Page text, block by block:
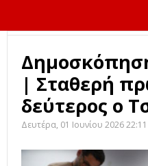
| Σταθερή
δεύτερος ο
Δευτέρα, 01 Ιουνίου 2026 22:11